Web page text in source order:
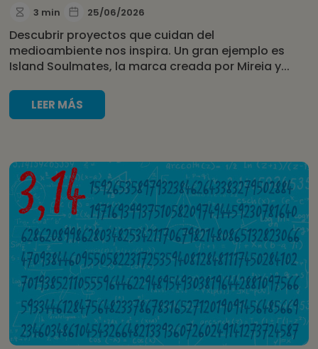
3 min 25/06/2026
Descubrir proyectos que cuidan del
medioambiente nos inspira. Un gran ejemplo es
Island Soulmates, la marca creada por Mireia y...
LEER MÁS